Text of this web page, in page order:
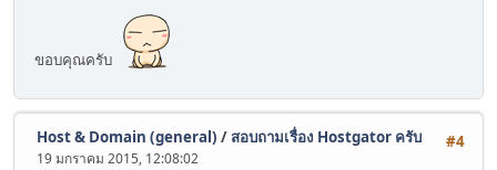
ขอบคุณครับ
#4
Host & Domain (general) / สอบถามเรื่อง Hostgator ครับ
19 มกราคม 2015, 12:08:02